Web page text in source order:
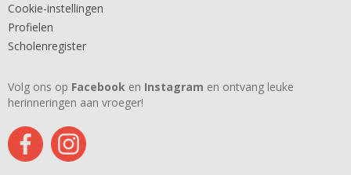
Cookie-instellingen
Profielen
Scholenregister
Volg ons op Facebook en Instagram en ontvang leuke
herinneringen aan vroeger!